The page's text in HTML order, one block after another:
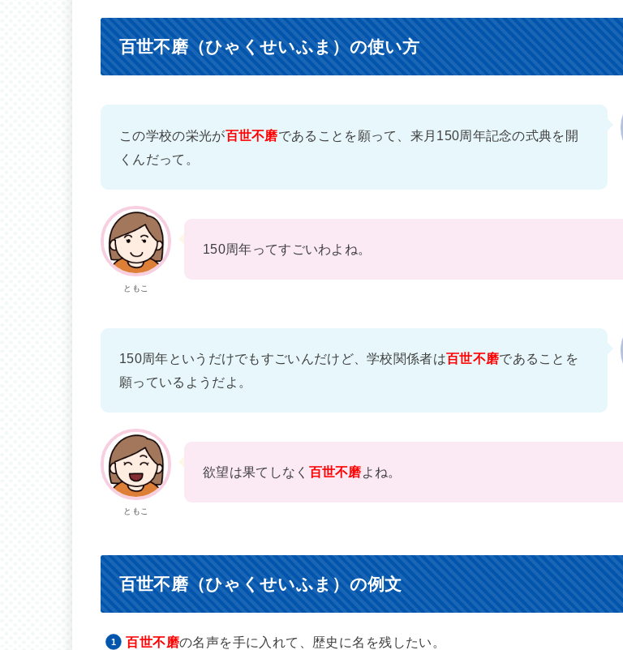
百世不磨（ひゃくせいふま）の使い方
この学校の栄光が百世不磨であることを願って、来月150周年記念の式典を開
くんだって。
ともこ
150周年ってすごいわよね。
150周年というだけでもすごいんだけど、学校関係者は百世不磨であることを
願っているようだよ。
ともこ
欲望は果てしなく 百世不磨よね。
百世不磨（ひゃくせいふま）の例文
百世不磨の名声を手に入れて、歴史に名を残したい。